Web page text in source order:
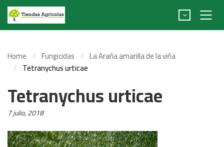
Home Fungicidas
La Araña amarilla de la viña
Tetranychus urticae
Tetranychus urticae
Posted
7 julio, 2018